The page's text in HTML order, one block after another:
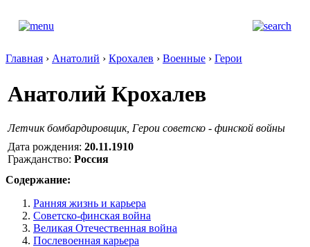
Главная › Анатолий › Крохалев › Военные › Герои
Анатолий Крохалев
Летчик бомбардировщик, Герои советско - финской войны
Дата рождения: 20.11.1910
Гражданство: Россия
Содержание:
Ранняя жизнь и карьера
Советско-финская война
Великая Отечественная война
Послевоенная карьера